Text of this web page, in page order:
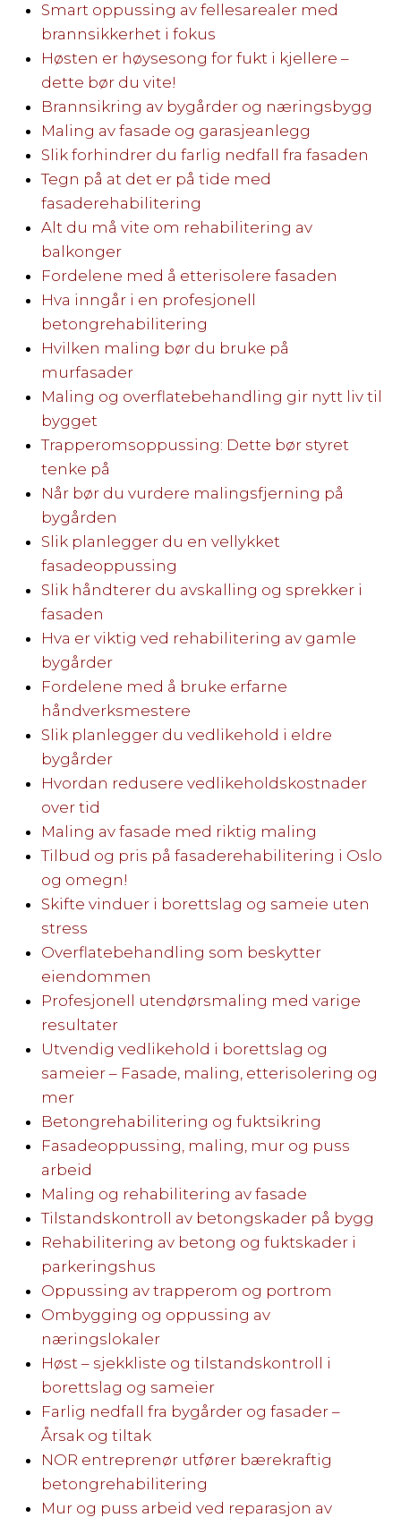
Smart oppussing av fellesarealer med
brannsikkerhet i fokus
Høsten er høysesong for fukt i kjellere –
dette bør du vite!
Brannsikring av bygårder og næringsbygg
Maling av fasade og garasjeanlegg
Slik forhindrer du farlig nedfall fra fasaden
Tegn på at det er på tide med
fasaderehabilitering
Alt du må vite om rehabilitering av
balkonger
Fordelene med å etterisolere fasaden
Hva inngår i en profesjonell
betongrehabilitering
Hvilken maling bør du bruke på
murfasader
Maling og overflatebehandling gir nytt liv til
bygget
Trapperomsoppussing: Dette bør styret
tenke på
Når bør du vurdere malingsfjerning på
bygården
Slik planlegger du en vellykket
fasadeoppussing
Slik håndterer du avskalling og sprekker i
fasaden
Hva er viktig ved rehabilitering av gamle
bygårder
Fordelene med å bruke erfarne
håndverksmestere
Slik planlegger du vedlikehold i eldre
bygårder
Hvordan redusere vedlikeholdskostnader
over tid
Maling av fasade med riktig maling
Tilbud og pris på fasaderehabilitering i Oslo
og omegn!
Skifte vinduer i borettslag og sameie uten
stress
Overflatebehandling som beskytter
eiendommen
Profesjonell utendørsmaling med varige
resultater
Utvendig vedlikehold i borettslag og
sameier – Fasade, maling, etterisolering og
mer
Betongrehabilitering og fuktsikring
Fasadeoppussing, maling, mur og puss
arbeid
Maling og rehabilitering av fasade
Tilstandskontroll av betongskader på bygg
Rehabilitering av betong og fuktskader i
parkeringshus
Oppussing av trapperom og portrom
Ombygging og oppussing av
næringslokaler
Høst – sjekkliste og tilstandskontroll i
borettslag og sameier
Farlig nedfall fra bygårder og fasader –
Årsak og tiltak
NOR entreprenør utfører bærekraftig
betongrehabilitering
Mur og puss arbeid ved reparasjon av